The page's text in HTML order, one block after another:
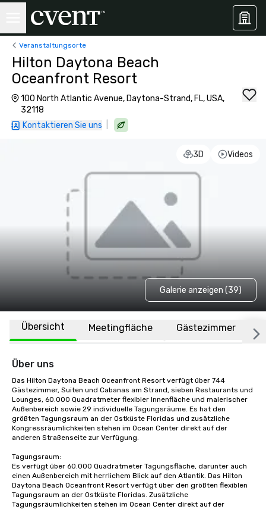
Veranstaltungsorte
Hilton Daytona Beach
Oceanfront Resort
100 North Atlantic Avenue, Daytona-Strand, FL, USA,
32118
Kontaktieren Sie uns
3D Videos
Galerie anzeigen (39)
Übersicht Meetingfläche Gästezimmer
Über uns
Das Hilton Daytona Beach Oceanfront Resort verfügt über 744
Gästezimmer, Suiten und Cabanas am Strand, sieben Restaurants und
Lounges, 60.000 Quadratmeter flexibler Innenfläche und malerischer
Außenbereich sowie 29 individuelle Tagungsräume. Es hat den
größten Tagungsraum an der Ostküste Floridas und zusätzliche
Kongressräumlichkeiten stehen im Ocean Center direkt auf der
anderen Straßenseite zur Verfügung.
Tagungsraum:
Es verfügt über 60.000 Quadratmeter Tagungsfläche, darunter auch
einen Außenbereich mit herrlichem Blick auf den Atlantik. Das Hilton
Daytona Beach Oceanfront Resort verfügt über den größten flexiblen
Tagungsraum an der Ostküste Floridas. Zusätzliche
Tagungsräumlichkeiten stehen im Ocean Center direkt auf der